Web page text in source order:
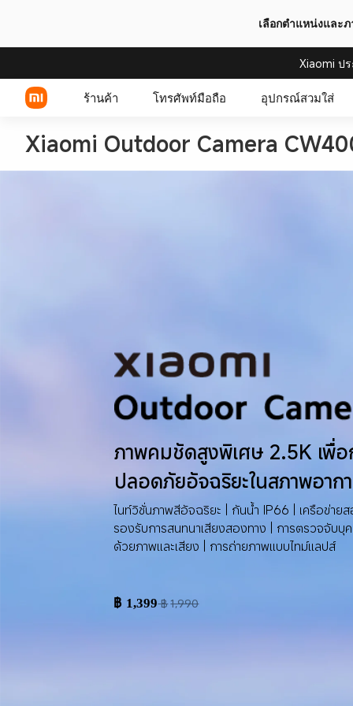
เลือกตำแหน่งและ
Xiaomi ป
ร้านค้า โทรศัพท์มือถือ อุปกรณ์สวมใส่
Xiaomi Outdoor Camera
ภาพคมชัดสูงพิเศษ 2.5K เพื่อ
ปลอดภัยอัจฉริยะในสภาพอา
ไนท์วิชั่นภาพสีอัจฉริยะ | กันน้ำ IP66 | เครือข่า
รองรับการสนทนาเสียงสองทาง | การตรวจจับบุ
ด้วยภาพและเสียง | การถ่ายภาพแบบไทม์แลปส์
฿ 1,399 ฿1,990